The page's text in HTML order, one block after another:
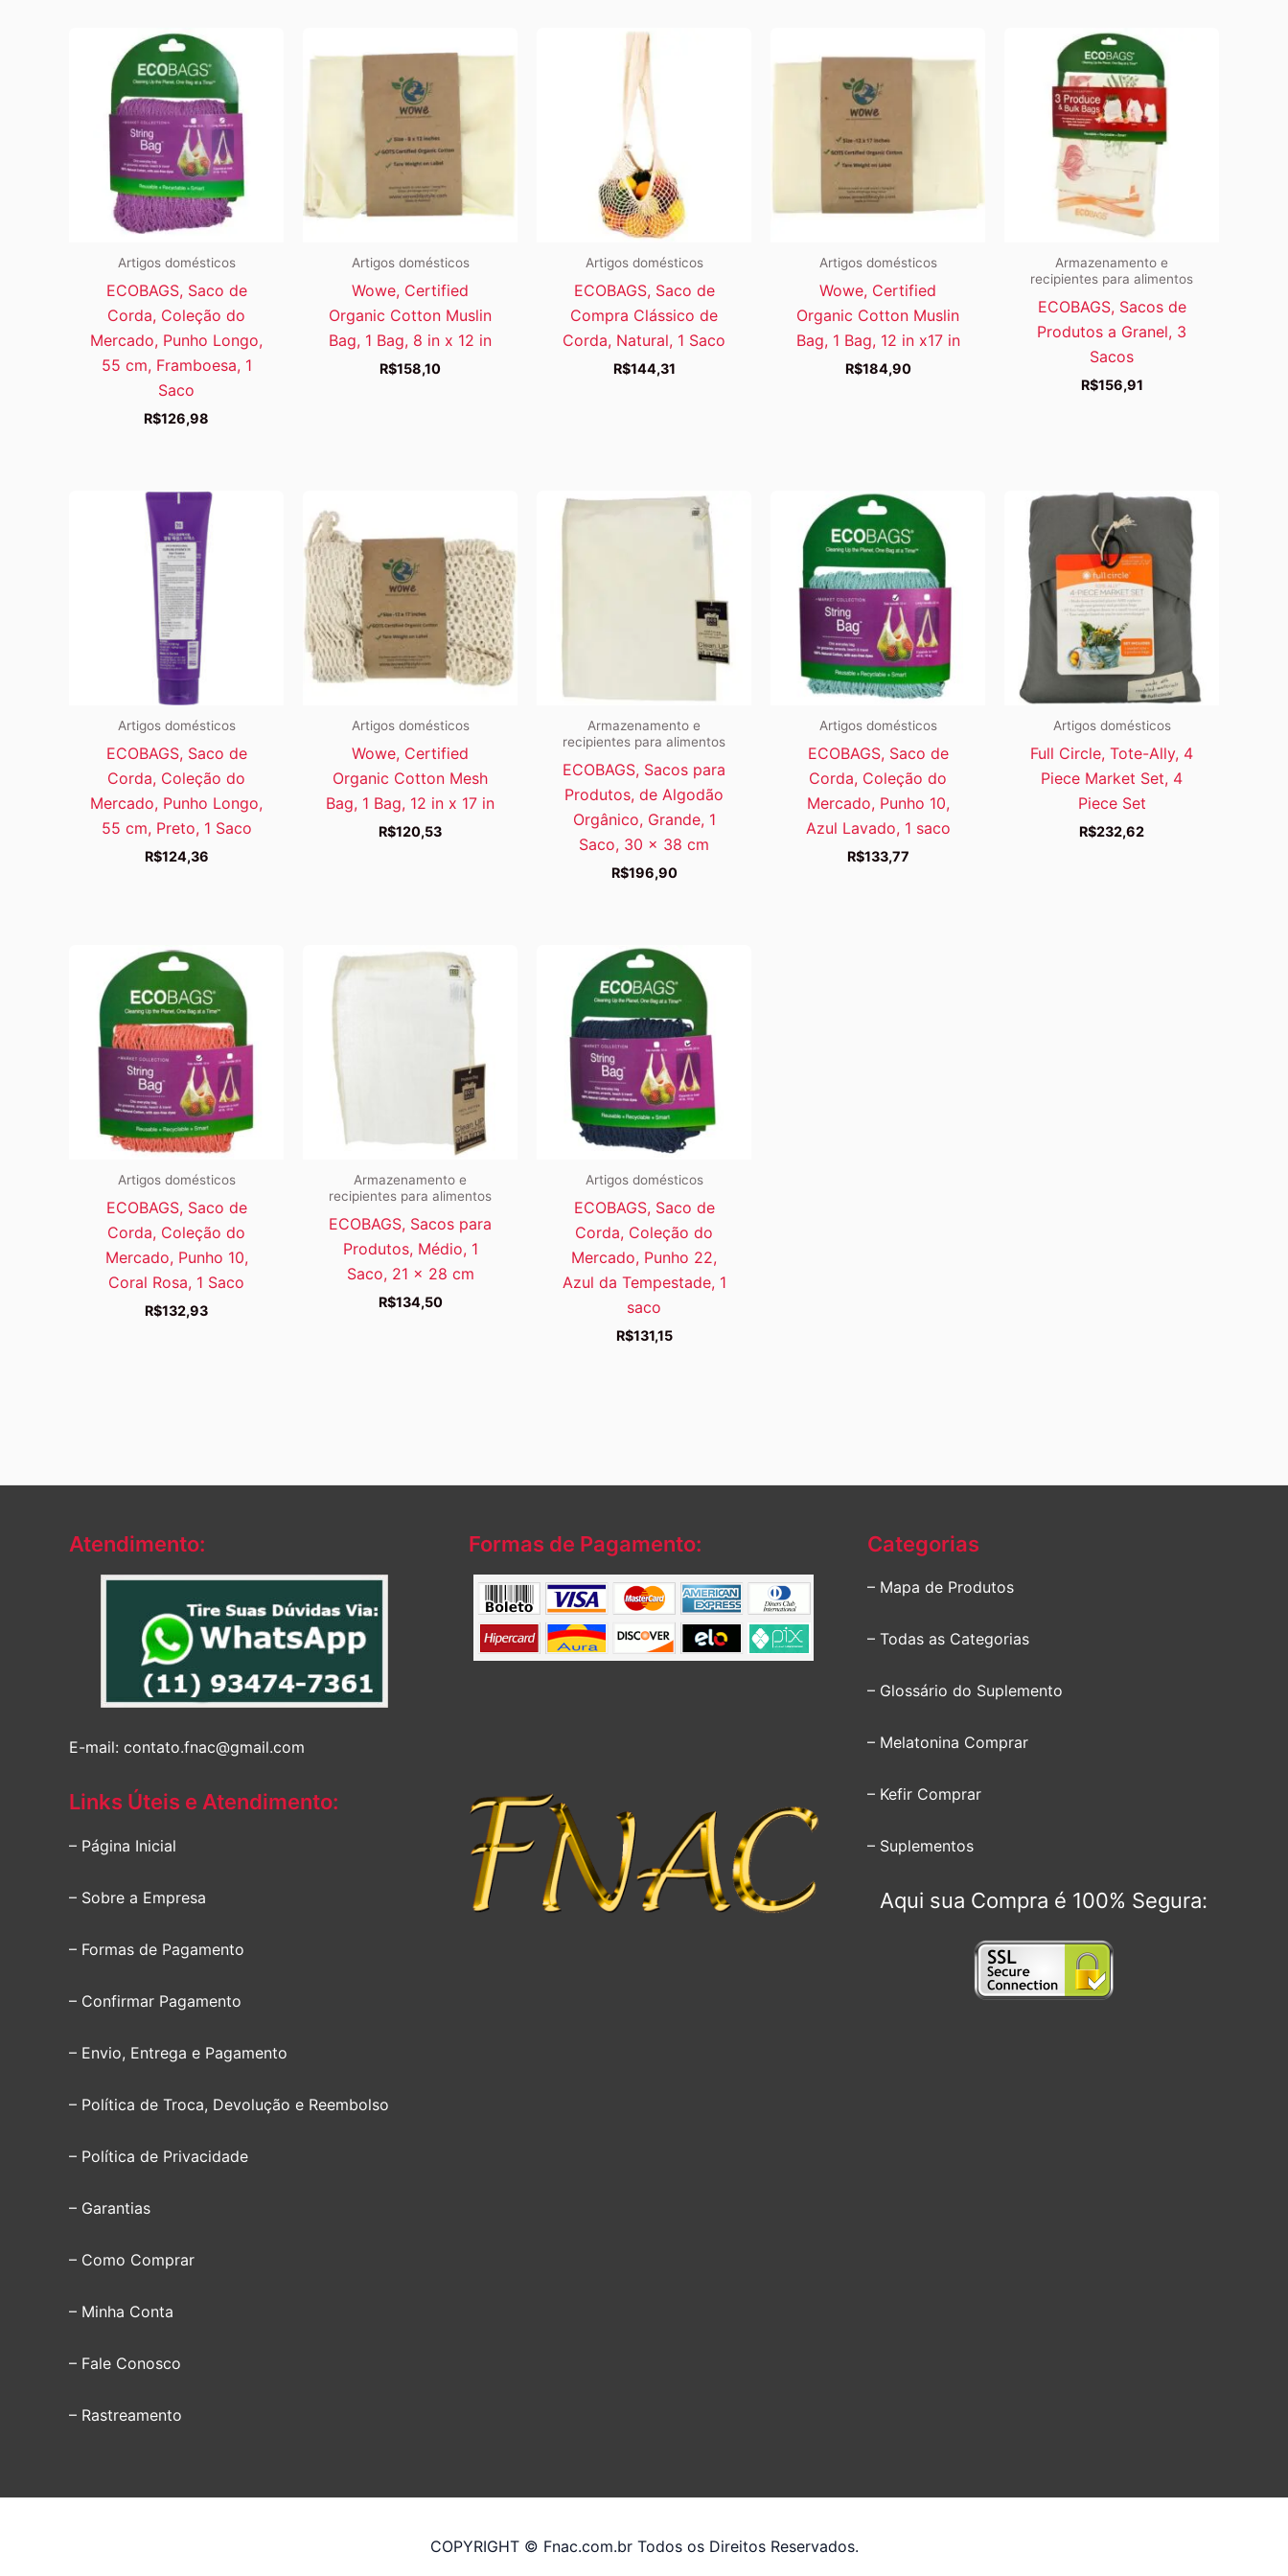
Artigos domésticos
ECOBAGS, Saco de
Corda, Coleção do
Mercado, Punho Longo,
55 cm, Framboesa, 1
Saco
R$126,98
Artigos domésticos
Wowe, Certified
Organic Cotton Muslin
Bag, 1 Bag, 8 in x 12 in
R$158,10
Artigos domésticos
ECOBAGS, Saco de
Compra Clássico de
Corda, Natural, 1 Saco
R$144,31
Artigos domésticos
Wowe, Certified
Organic Cotton Muslin
Bag, 1 Bag, 12 in x17 in
R$184,90
Armazenamento e
recipientes para alimentos
ECOBAGS, Sacos de
Produtos a Granel, 3
Sacos
R$156,91
Artigos domésticos
ECOBAGS, Saco de
Corda, Coleção do
Mercado, Punho Longo,
55 cm, Preto, 1 Saco
R$124,36
Artigos domésticos
Wowe, Certified
Organic Cotton Mesh
Bag, 1 Bag, 12 in x 17 in
R$120,53
Armazenamento e
recipientes para alimentos
ECOBAGS, Sacos para
Produtos, de Algodão
Orgânico, Grande, 1
Saco, 30 x 38 cm
R$196,90
Artigos domésticos
ECOBAGS, Saco de
Corda, Coleção do
Mercado, Punho 10,
Azul Lavado, 1 saco
R$133,77
Artigos domésticos
Full Circle, Tote-Ally, 4
Piece Market Set, 4
Piece Set
R$232,62
Artigos domésticos
ECOBAGS, Saco de
Corda, Coleção do
Mercado, Punho 10,
Coral Rosa, 1 Saco
R$132,93
Armazenamento e
recipientes para alimentos
ECOBAGS, Sacos para
Produtos, Médio, 1
Saco, 21 x 28 cm
R$134,50
Artigos domésticos
ECOBAGS, Saco de
Corda, Coleção do
Mercado, Punho 22,
Azul da Tempestade, 1
saco
R$131,15
Atendimento:
E-mail: contato.fnac@gmail.com
Links Úteis e Atendimento:
– Página Inicial
– Sobre a Empresa
– Formas de Pagamento
– Confirmar Pagamento
– Envio, Entrega e Pagamento
– Política de Troca, Devolução e Reembolso
– Política de Privacidade
– Garantias
– Como Comprar
– Minha Conta
– Fale Conosco
– Rastreamento
Formas de Pagamento: Categorias
– Mapa de Produtos
– Todas as Categorias
– Glossário do Suplemento
– Melatonina Comprar
– Kefir Comprar
– Suplementos
Aqui sua Compra é 100% Segura:
COPYRIGHT © Fnac.com.br Todos os Direitos Reservados.